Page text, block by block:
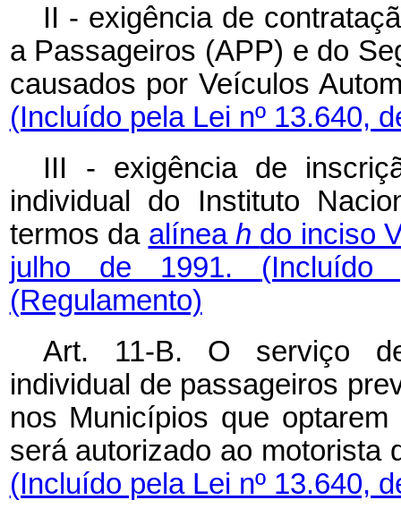
II - exigência de
a Passageiros (APP) e do
causados por Veículos
(Incluído pela Lei nº 13.640,
III - exigência de
individual do Instituto
termos da alínea h do inciso
julho de 1991.
(Regulamento)
Art. 11-B. O serviço
individual de passageiros
nos Municípios que
será autorizado ao motorista
(Incluído pela Lei nº 13.640,